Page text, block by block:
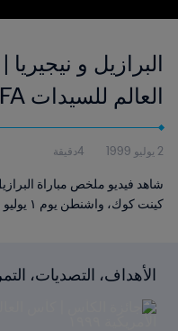
البرازيل و
الأمريكية ١٩٩٩ | فيديو ملخص
2 يوليو 1999 4دقيقة
شاهد فيديو ملخص مباراة
كينت كوك، واشنطن يوم ١ يوليو ١٩٩٩ الساعة ٢١:٣٠.
الأهداف، التصديات،
المزيد!